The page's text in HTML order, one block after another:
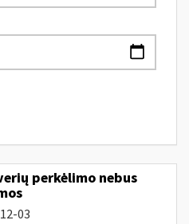
perkėlimo nebus
03